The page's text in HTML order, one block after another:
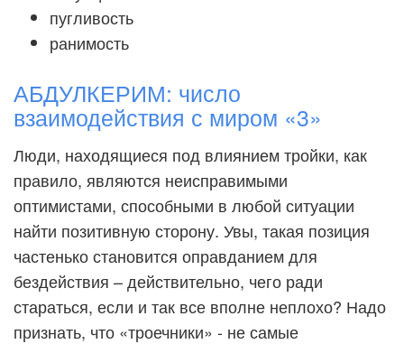
пугливость
ранимость
АБДУЛКЕРИМ: число
взаимодействия с миром «3»
Люди, находящиеся под влиянием тройки, как
правило, являются неисправимыми
оптимистами, способными в любой ситуации
найти позитивную сторону. Увы, такая позиция
частенько становится оправданием для
бездействия – действительно, чего ради
стараться, если и так все вполне неплохо? Надо
признать, что «троечники» - не самые